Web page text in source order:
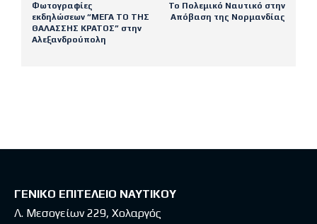
Φωτογραφίες
εκδηλώσεων “ΜΕΓΑ ΤΟ ΤΗΣ
ΘΑΛΑΣΣΗΣ ΚΡΑΤΟΣ” στην
Αλεξανδρούπολη
Το Πολεμικό Ναυτικό στην
Απόβαση της Νορμανδίας
ΓΕΝΙΚΟ ΕΠΙΤΕΛΕΙΟ ΝΑΥΤΙΚΟΥ
Λ. Μεσογείων 229, Χολαργός